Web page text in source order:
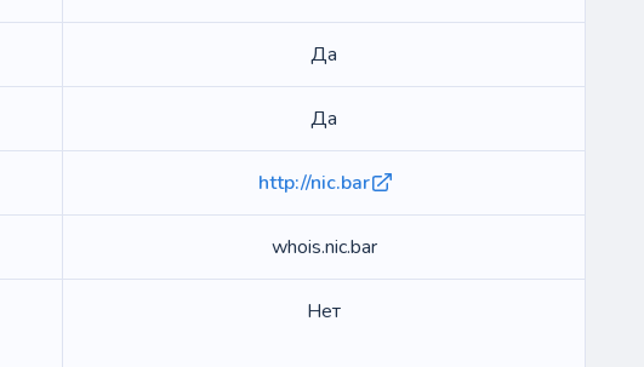
Да
Да
http://nic.bar
whois.nic.bar
Нет